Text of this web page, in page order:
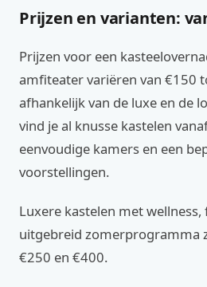
Prijzen en varianten:
Prijzen voor een
amfiteater variëren van €150
afhankelijk van de luxe en de
vind je al knusse kastelen
eenvoudige kamers en een
voorstellingen.
Luxere kastelen met wellness,
uitgebreid zomerprogramma
€250 en €400.